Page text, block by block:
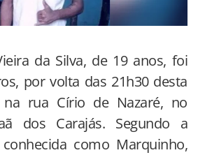
da Silva, de 19 anos, foi
por volta das 21h30 desta
na rua Círio de Nazaré, no
dos Carajás. Segundo a
como Marquinho,